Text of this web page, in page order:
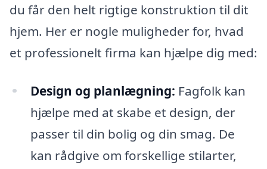
du får den helt rigtige konstruktion til dit
hjem. Her er nogle muligheder for, hvad
et professionelt firma kan hjælpe dig med:
Design og planlægning: Fagfolk kan
hjælpe med at skabe et design, der
passer til din bolig og din smag. De
kan rådgive om forskellige stilarter,